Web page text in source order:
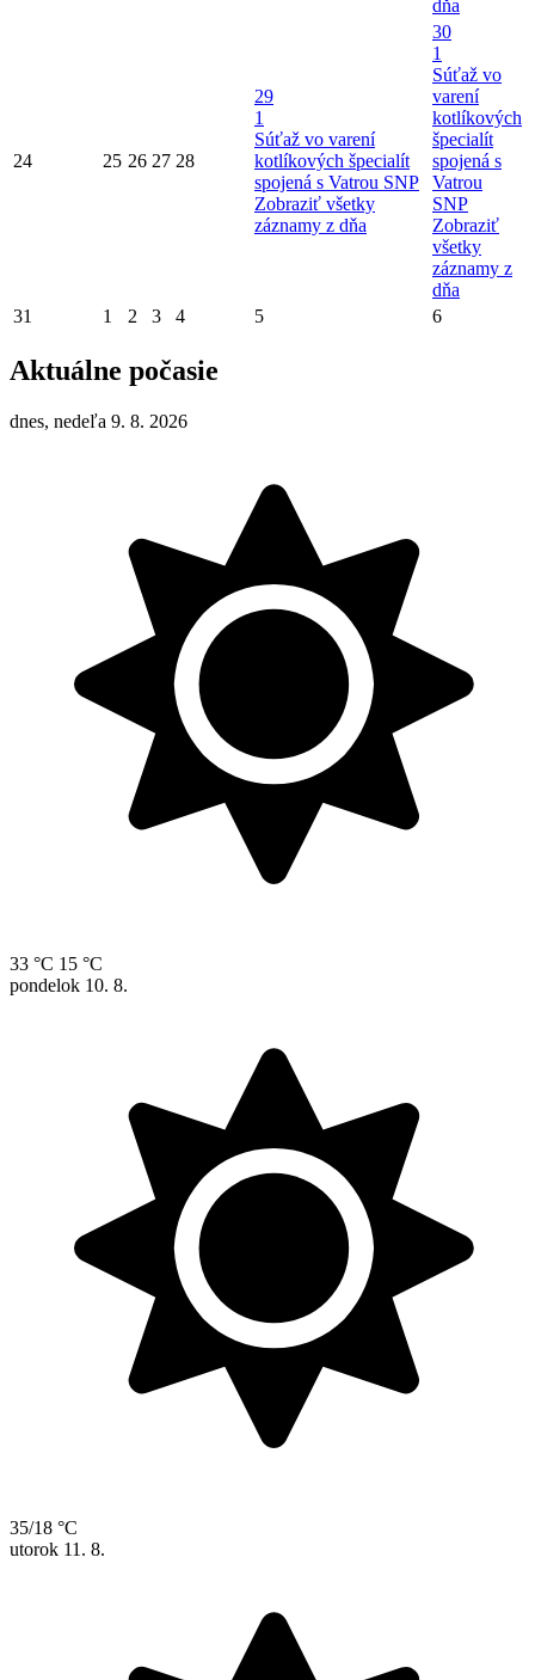
dňa
24 25 26 27 28
29
1
Súťaž vo varení
kotlíkových špecialít
spojená s Vatrou SNP
Zobraziť všetky
záznamy z dňa
30
1
Súťaž vo
varení
kotlíkových
špecialít
spojená s
Vatrou
SNP
Zobraziť
všetky
záznamy z
dňa
31
1 2 3 4 5 6
Aktuálne počasie
dnes, nedeľa 9. 8. 2026
33 °C 15 °C
pondelok 10. 8.
35/18 °C
utorok 11. 8.